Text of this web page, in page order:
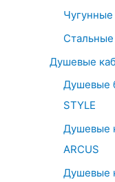
Душевые
Душевые
STYLE
Душевые
ARCUS
Душевые